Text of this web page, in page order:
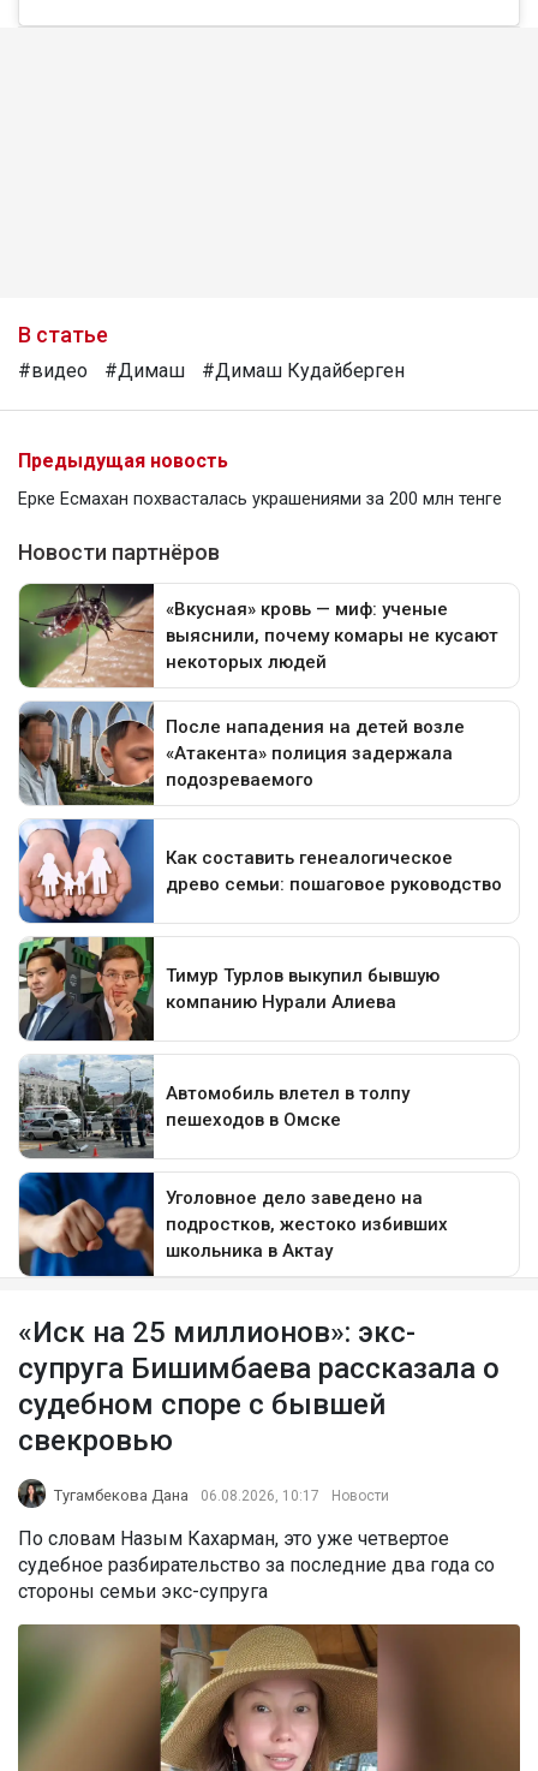
В статье
#видео #Димаш #Димаш Кудайберген
Предыдущая новость
Ерке Есмахан похвасталась украшениями за 200 млн тенге
«Иск на 25 миллионов»: экс-
супруга Бишимбаева рассказала о
судебном споре с бывшей
свекровью
Тугамбекова Дана 06.08.2026, 10:17 Новости
По словам Назым Кахарман, это уже четвертое
судебное разбирательство за последние два года со
стороны семьи экс-супруга